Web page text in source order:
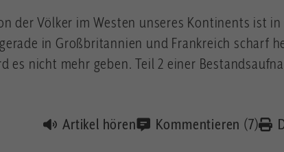
der Völker im Westen unseres Kontinents ist in
in Großbritannien und Frankreich scharf
es nicht mehr geben. Teil 2 einer
Artikel hören Kommentieren (7)